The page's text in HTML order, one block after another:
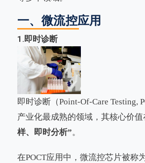
一、微流控应用
1.即时诊断
即时诊断（Point-Of-Care Testing,
产业化最成熟的领域，其核心价值
样、即时分析”。
在POCT应用中，微流控芯片被称